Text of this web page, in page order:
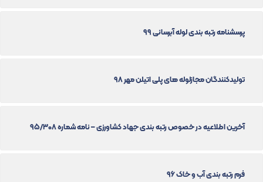
پرسشنامه رتبه بندی لوله آبرسانی 99
تولیدکنندگان مجازلوله های پلی اتیلن مهر 98
آخرین اطلاعیه در خصوص رتبه بندی جهاد کشاورزی – نامه شماره 95/308
فرم رتبه بندی آب و خاک 96